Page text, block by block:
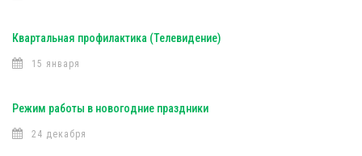
Квартальная профилактика (Телевидение)
15 января
Режим работы в новогодние праздники
24 декабря